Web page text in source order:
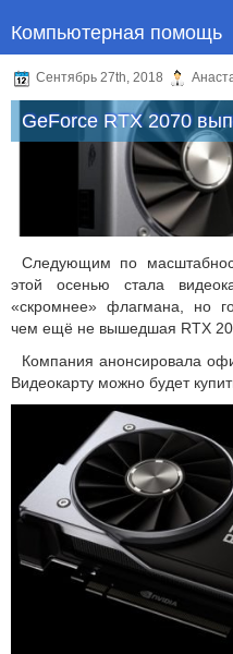
Компьютерная помощь
Сентябрь 27th, 2018
GeForce RTX 2070
Следующим по
этой осенью стала
«скромнее» флагмана, но
чем ещё не вышедшая RTX
Компания анонсировала
Видеокарту можно будет